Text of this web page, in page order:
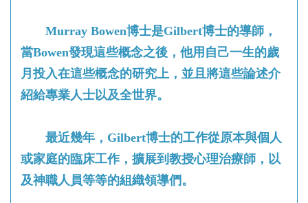
Murray Bowen博士是Gilbert博士的導師，
當Bowen發現這些概念之後，他用自己一生的歲
月投入在這些概念的研究上，並且將這些論述介
紹給專業人士以及全世界。
最近幾年，Gilbert博士的工作從原本與個人
或家庭的臨床工作，擴展到教授心理治療師，以
及神職人員等等的組織領導們。